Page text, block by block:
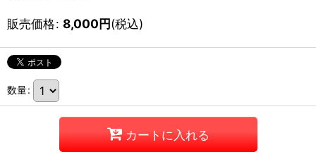
販売価格: 8,000円(税込)
数量:
カートに入れる